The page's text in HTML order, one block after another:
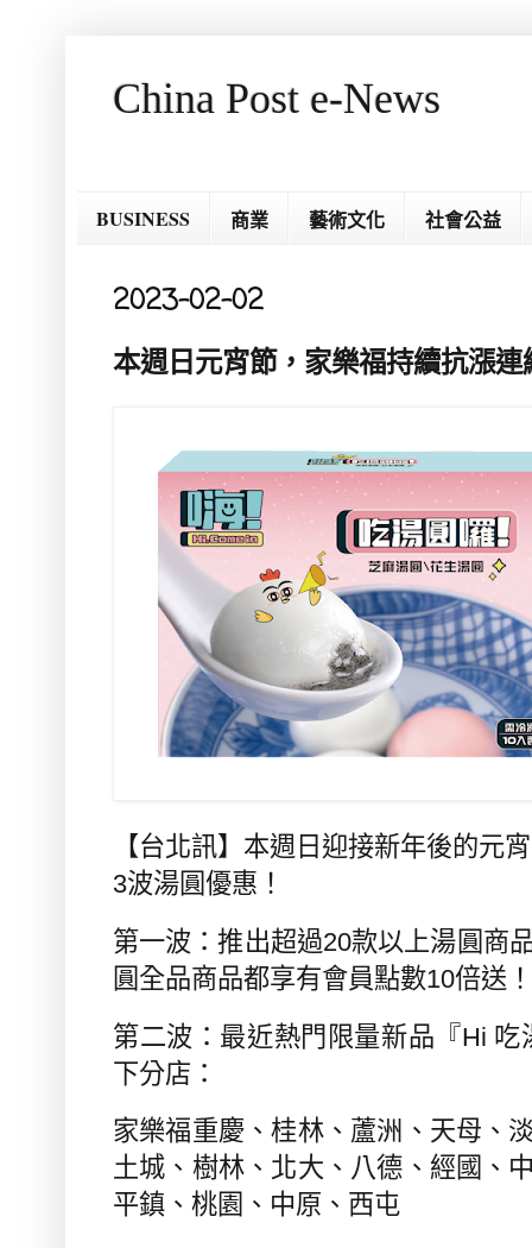
China Post e-News
BUSINESS 商業 藝術文化 社會公益
2023-02-02
本週日元宵節，家樂福持續抗漲
【台北訊】 本週日迎接新年後的元
3波湯圓優惠！
第一波：推出超過20款以上湯圓商
圓全品商品都享有會員點數10倍送！
第二波：最近熱門限量新品『Hi 吃
下分店：
家樂福重慶、桂林、蘆洲、天母、
土城、樹林、北大、八德、經國、
平鎮、桃園、中原、西屯